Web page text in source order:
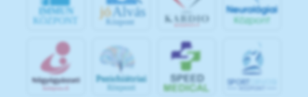
IMMUN
KÖZPONT
jó Alvás
Központ
SPOR